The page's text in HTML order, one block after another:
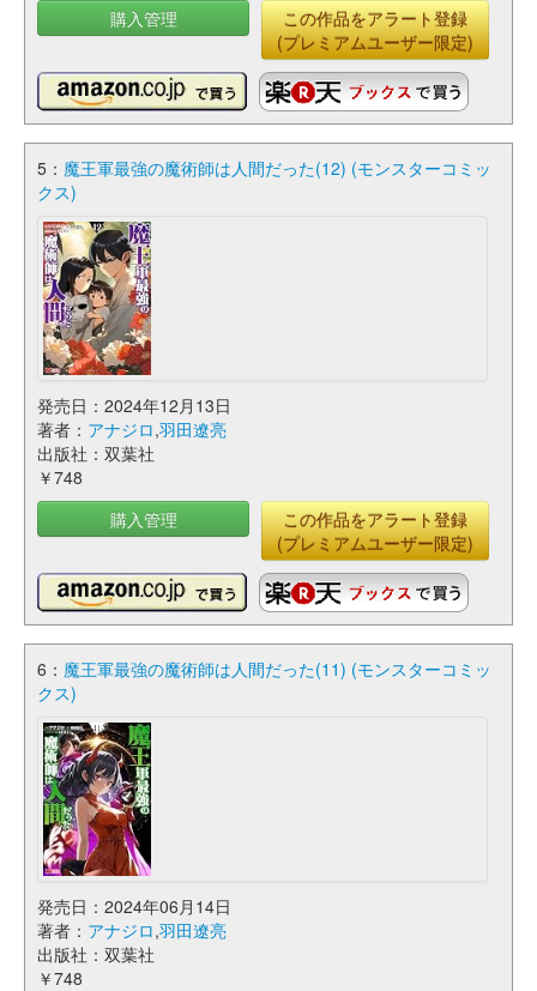
購入管理
この作品をアラート登録
(プレミアムユーザー限定)
5： 魔王軍最強の魔術師は人間だった(12) (モンスターコミッ
クス)
発売日：2024年12月13日
著者： アナジロ,羽田遼亮
出版社：双葉社
￥748
購入管理
この作品をアラート登録
(プレミアムユーザー限定)
6： 魔王軍最強の魔術師は人間だった(11) (モンスターコミッ
クス)
発売日：2024年06月14日
著者： アナジロ,羽田遼亮
出版社：双葉社
￥748